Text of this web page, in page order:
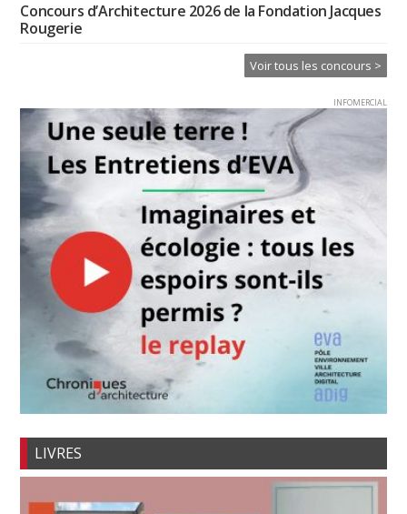
Concours d’Architecture 2026 de la Fondation Jacques
Rougerie
Voir tous les concours >
INFOMERCIAL
LIVRES